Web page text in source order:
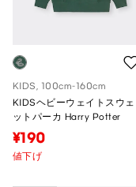
KIDS, 100cm-160cm
KIDSヘビーウェイトスウェ
ットパーカ Harry Potter
¥190
値下げ